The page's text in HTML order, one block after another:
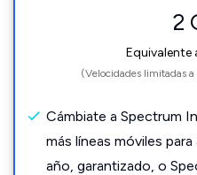
2
(Velocidades limitadas
Cámbiate a Spectrum
más líneas móviles
año, garantizado, o